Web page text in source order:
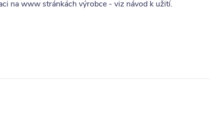
na www stránkách výrobce - viz návod k užití.